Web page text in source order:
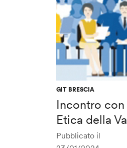
GIT BRESCIA
Incontro
Etica della
Pubblicato il